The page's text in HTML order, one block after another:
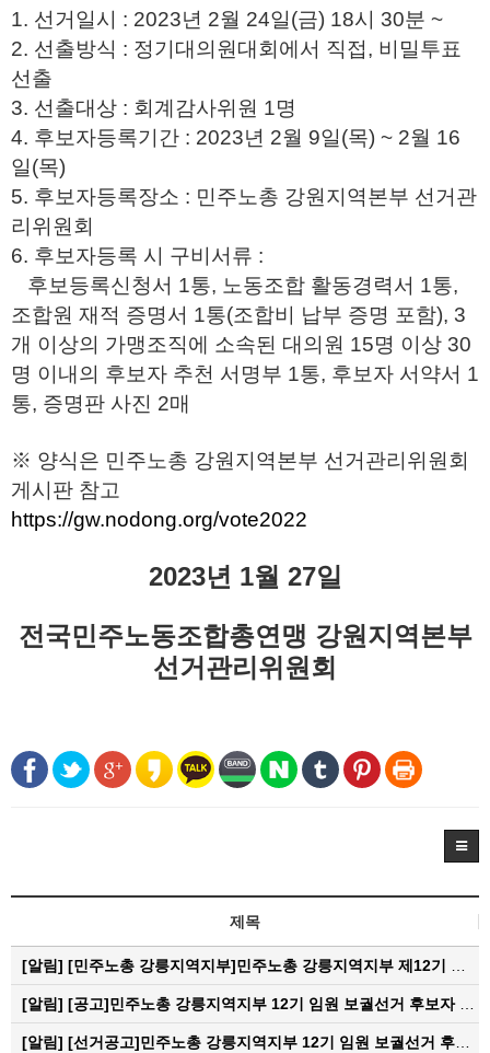
1. 선거일시 : 2023년 2월 24일(금) 18시 30분 ~
2. 선출방식 : 정기대의원대회에서 직접, 비밀투표
선출
3. 선출대상 : 회계감사위원 1명
4. 후보자등록기간 : 2023년 2월 9일(목) ~ 2월 16
일(목)
5. 후보자등록장소 : 민주노총 강원지역본부 선거관
리위원회
6. 후보자등록 시 구비서류 :
후보등록신청서 1통, 노동조합 활동경력서 1통,
조합원 재적 증명서 1통(조합비 납부 증명 포함), 3
개 이상의 가맹조직에 소속된 대의원 15명 이상 30
명 이내의 후보자 추천 서명부 1통, 후보자 서약서 1
통, 증명판 사진 2매
※ 양식은 민주노총 강원지역본부 선거관리위원회
게시판 참고
https://gw.nodong.org/vote2022
2023년 1월 27일
전국민주노동조합총연맹 강원지역본부
선거관리위원회
제목
[알림] [민주노총 강릉지역지부]민주노총 강릉지역지부 제12기 임원 보궐선거결과 공고
[알림] [공고]민주노총 강릉지역지부 12기 임원 보궐선거 후보자 확정 공고
[알림] [선거공고]민주노총 강릉지역지부 12기 임원 보궐선거 후보 등록 기간 연장 공고